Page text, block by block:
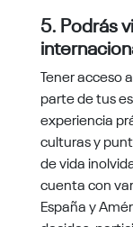
5. Podrás
Tener acceso
parte de tus
experiencia
culturas y
de vida
cuenta con
España y